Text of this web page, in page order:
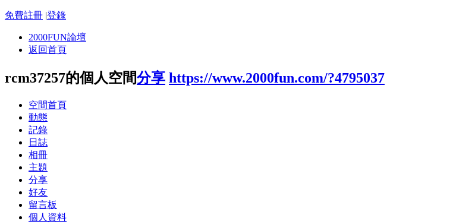
免費註冊 |登錄
2000FUN論壇
返回首頁
rcm37257的個人空間分享 https://www.2000fun.com/?4795037
空間首頁
動態
記錄
日誌
相冊
主題
分享
好友
留言板
個人資料